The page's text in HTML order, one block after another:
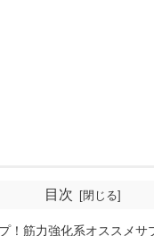
目次
！筋力強化系オススメサ